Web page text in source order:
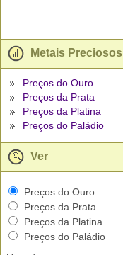
Metais Preciosos
Preços do Ouro
Preços da Prata
Preços da Platina
Preços do Paládio
Ver
Preços do Ouro
Preços da Prata
Preços da Platina
Preços do Paládio